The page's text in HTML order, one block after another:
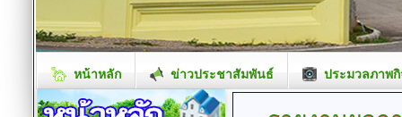
หน้าหลัก ข่าวประชาสัมพันธ์ ประมวลภาพ